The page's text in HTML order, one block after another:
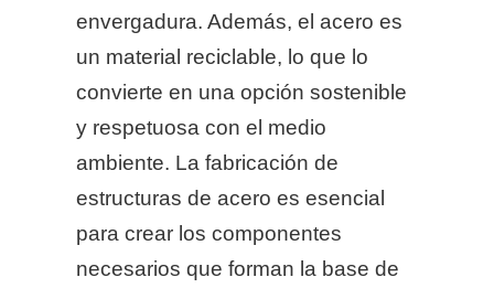
envergadura. Además, el acero es
un material reciclable, lo que lo
convierte en una opción sostenible
y respetuosa con el medio
ambiente. La fabricación de
estructuras de acero es esencial
para crear los componentes
necesarios que forman la base de